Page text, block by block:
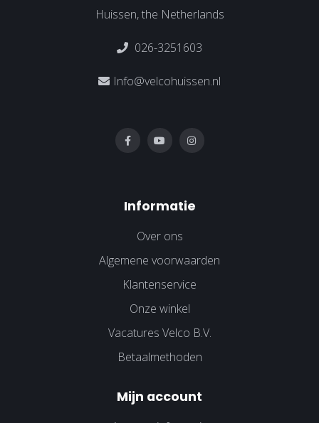
Huissen, the Netherlands
026-3251603
Info@velcohuissen.nl
Informatie
Over ons
Algemene voorwaarden
Klantenservice
Onze winkel
Vacatures Velco B.V.
Betaalmethoden
Mijn account